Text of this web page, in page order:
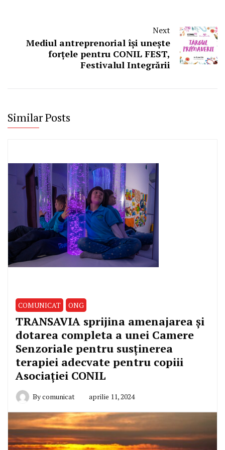
Next
Mediul antreprenorial își unește
forțele pentru CONIL FEST,
Festivalul Integrării
Similar Posts
COMUNICAT ONG
TRANSAVIA sprijina amenajarea și
dotarea completa a unei Camere
Senzoriale pentru susținerea
terapiei adecvate pentru copiii
Asociației CONIL
Bycomunicat aprilie 11, 2024